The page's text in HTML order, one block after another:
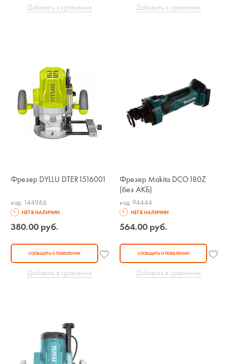
Добавить в сравнение Добавить в сравнение
Фрезер DYLLU DTER1516001
код: 144966
НЕТ В НАЛИЧИИ
380.00 руб.
СООБЩИТЬ О ПОЯВЛЕНИИ
Добавить в сравнение
Фрезер Makita DCO180Z
(без АКБ)
код: 94444
НЕТ В НАЛИЧИИ
564.00 руб.
СООБЩИТЬ О ПОЯВЛЕНИИ
Добавить в сравнение